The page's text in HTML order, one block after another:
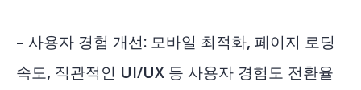
– 사용자 경험 개선: 모바일 최적화, 페이지 로딩
속도, 직관적인 UI/UX 등 사용자 경험도 전환율